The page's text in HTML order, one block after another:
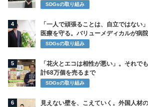
SDGsの取り組み
4
「一人で頑張ることは、自立ではない
医療を守る。バリューメディカルが病
SDGsの取り組み
5
「花火とエコは相性が悪い」。それで
計68万個を売るまで
SDGsの取り組み
6
見えない壁を、こえていく。外国人材